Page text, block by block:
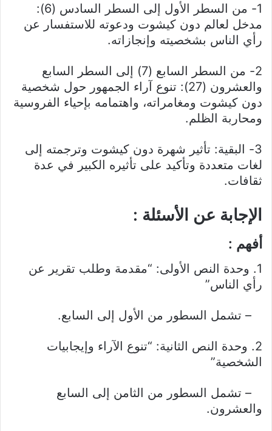
1- من السطر الأول إلى السطر السادس (6):
مدخل لعالم دون كيشوت ودعوته للاستفسار عن
رأي الناس بشخصيته وإنجازاته.
2- من السطر السابع (7) إلى السطر السابع
والعشرون (27): تنوع آراء الجمهور حول شخصية
دون كيشوت ومغامراته، واهتمامه بإحياء الفروسية
ومحاربة الظلم.
3- البقية: تأثير شهرة دون كيشوت وترجمته إلى
لغات متعددة وتأكيد على تأثيره الكبير في عدة
ثقافات.
الإجابة عن الأسئلة :
أفهم :
1. وحدة النص الأولى: “مقدمة وطلب تقرير عن
رأي الناس”
– تشمل السطور من الأول إلى السابع.
2. وحدة النص الثانية: “تنوع الآراء وإيجابيات
الشخصية”
– تشمل السطور من الثامن إلى السابع
والعشرون.